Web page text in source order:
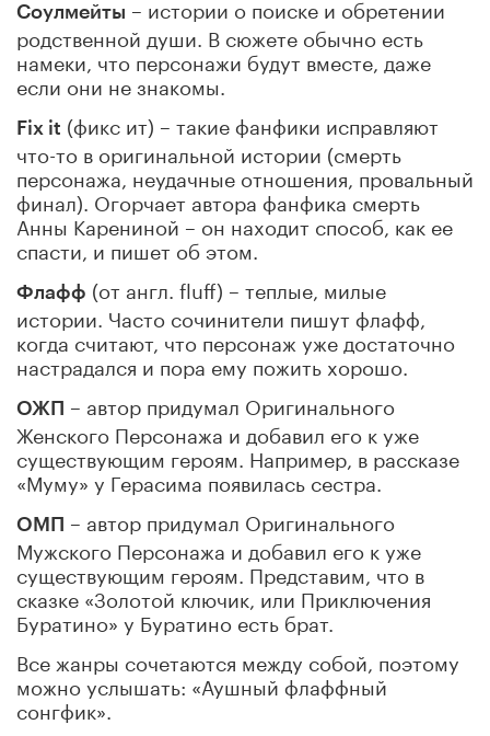
Соулмейты – истории о поиске и обретении
родственной души. В сюжете обычно есть
намеки, что персонажи будут вместе, даже
если они не знакомы.
Fix it (фикс ит) – такие фанфики исправляют
что-то в оригинальной истории (смерть
персонажа, неудачные отношения, провальный
финал). Огорчает автора фанфика смерть
Анны Карениной – он находит способ, как ее
спасти, и пишет об этом.
Флафф (от англ. fluff) – теплые, милые
истории. Часто сочинители пишут флафф,
когда считают, что персонаж уже достаточно
настрадался и пора ему пожить хорошо.
ОЖП – автор придумал Оригинального
Женского Персонажа и добавил его к уже
существующим героям. Например, в рассказе
«Муму» у Герасима появилась сестра.
ОМП – автор придумал Оригинального
Мужского Персонажа и добавил его к уже
существующим героям. Представим, что в
сказке «Золотой ключик, или Приключения
Буратино» у Буратино есть брат.
Все жанры сочетаются между собой, поэтому
можно услышать: «Аушный флаффный
сонгфик».